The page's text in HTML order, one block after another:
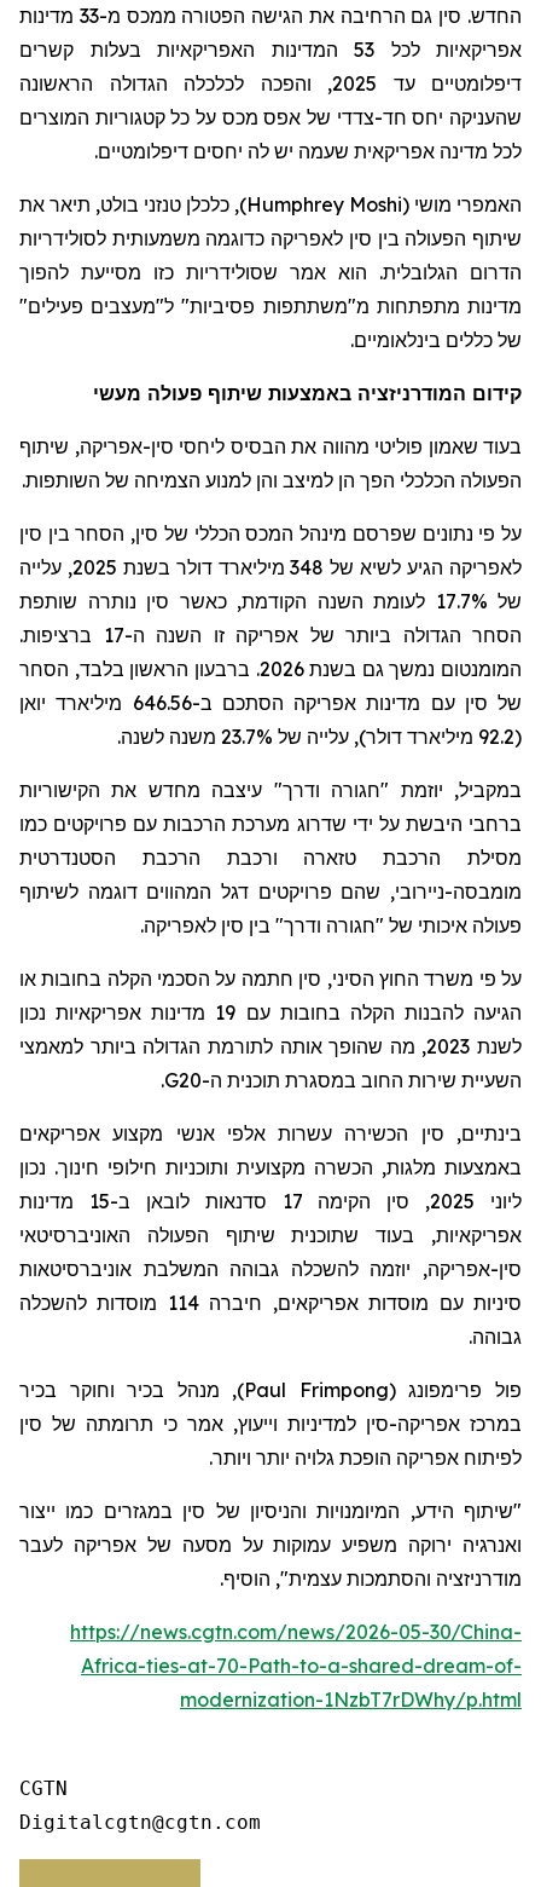
החדש. סין גם הרחיבה את הגישה הפטורה ממכס מ-33 מדינות
אפריקאיות לכל 53 המדינות האפריקאיות בעלות קשרים
דיפלומטיים עד 2025, והפכה לכלכלה הגדולה הראשונה
שהעניקה יחס חד-צדדי של אפס מכס על כל קטגוריות המוצרים
לכל מדינה אפריקאית שעמה יש לה יחסים דיפלומטיים.
האמפרי מושי (
Humphrey Moshi
), כלכלן טנזני בולט, תיאר את
שיתוף הפעולה בין סין לאפריקה כדוגמה משמעותית לסולידריות
הדרום הגלובלית. הוא אמר שסולידריות כזו מסייעת להפוך
מדינות מתפתחות מ"משתתפות פסיביות" ל"מעצבים פעילים"
של כללים בינלאומיים.
קידום המודרניזציה באמצעות שיתוף פעולה מעשי
בעוד שאמון פוליטי מהווה את הבסיס ליחסי סין-אפריקה, שיתוף
הפעולה הכלכלי הפך הן למיצב והן למנוע הצמיחה של השותפות.
על פי נתונים שפרסם מינהל המכס הכללי של סין, הסחר בין סין
לאפריקה הגיע לשיא של 348 מיליארד דולר בשנת 2025, עלייה
של 17.7% לעומת השנה הקודמת, כאשר סין נותרה שותפת
הסחר הגדולה ביותר של אפריקה זו השנה ה-17 ברציפות.
המומנטום נמשך גם בשנת 2026. ברבעון הראשון בלבד, הסחר
של סין עם מדינות אפריקה הסתכם ב-646.56 מיליארד יואן
(92.2 מיליארד דולר), עלייה של 23.7% משנה לשנה.
במקביל, יוזמת "חגורה ודרך" עיצבה מחדש את הקישוריות
ברחבי היבשת על ידי שדרוג מערכת הרכבות עם פרויקטים כמו
מסילת הרכבת טזארה ורכבת הרכבת הסטנדרטית
מומבסה-ניירובי, שהם פרויקטים דגל המהווים דוגמה לשיתוף
פעולה איכותי של "חגורה ודרך" בין סין לאפריקה.
על פי משרד החוץ הסיני, סין חתמה על הסכמי הקלה בחובות או
הגיעה להבנות הקלה בחובות עם 19 מדינות אפריקאיות נכון
לשנת 2023, מה שהופך אותה לתורמת הגדולה ביותר למאמצי
השעיית שירות החוב במסגרת תוכנית ה-G20
.
בינתיים, סין הכשירה עשרות אלפי אנשי מקצוע אפריקאים
באמצעות מלגות, הכשרה מקצועית ותוכניות חילופי חינוך. נכון
ליוני 2025, סין הקימה 17 סדנאות לוב
א
ן ב-15 מדינות
אפריקאיות, בעוד שתוכנית שיתוף הפעולה האוניברסיטאי
סין-אפריקה, יוזמה להשכלה גבוהה המשלבת אוניברסיטאות
סיניות עם מוסדות אפריקאים, חיברה 114 מוסדות להשכלה
גבוהה.
פול פרימפונג(
Paul Frimpong
), מנהל בכיר וחוקר בכיר
במרכז אפריקה-סין למדיניות וייעוץ, אמר כי תרומתה של סין
לפיתוח אפריקה הופכת גלויה יותר ויותר.
"שיתוף הידע, המיומנויות והניסיון של סין במגזרים כמו ייצור
ואנרגיה ירוקה משפיע עמוקות על מסעה של אפריקה לעבר
מודרניזציה והסתמכות עצמית", הוסיף.
https://news.cgtn.com/news/2026-05-30/China-
Africa-ties-at-70-Path-to-a-shared-dream-of-
modernization-1NzbT7rDWhy/p.html
CGTN
Digitalcgtn@cgtn.com